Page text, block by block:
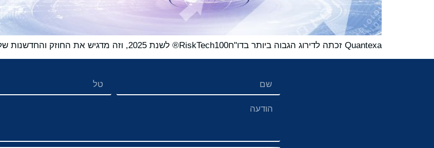
Quantexa זכתה לדירוג הגבוה ביותר בדו"חRiskTech100® לשנת 2025, וזה מדגיש את החוזק והחדשנות שלה בשוק טכנולוגיות הסיכונים והציות המתרחב